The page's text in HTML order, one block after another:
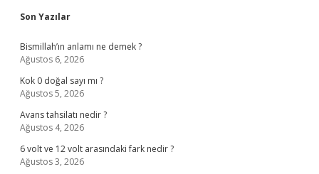
Sidebar
Son Yazılar
Bismillah’ın anlamı ne demek ?
Ağustos 6, 2026
Kok 0 doğal sayı mı ?
Ağustos 5, 2026
Avans tahsilatı nedir ?
Ağustos 4, 2026
6 volt ve 12 volt arasındaki fark nedir ?
Ağustos 3, 2026